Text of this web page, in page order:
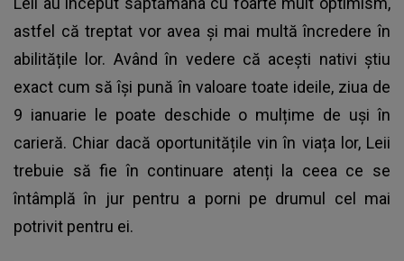
astfel că treptat vor avea și mai multă încredere în
abilitățile lor. Având în vedere că acești nativi știu
exact cum să își pună în valoare toate ideile, ziua de
9 ianuarie le poate deschide o mulțime de uși în
carieră. Chiar dacă oportunitățile vin în viața lor, Leii
trebuie să fie în continuare atenți la ceea ce se
întâmplă în jur pentru a porni pe drumul cel mai
potrivit pentru ei.